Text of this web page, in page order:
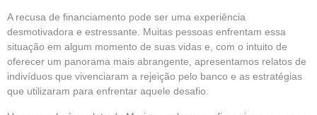
A recusa de financiamento pode ser uma experiência
desmotivadora e estressante. Muitas pessoas enfrentam essa
situação em algum momento de suas vidas e, com o intuito de
oferecer um panorama mais abrangente, apresentamos relatos de
indivíduos que vivenciaram a rejeição pelo banco e as estratégias
que utilizaram para enfrentar aquele desafio.